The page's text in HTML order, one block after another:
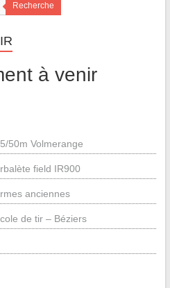
Recherche
à venir
50m Volmerange
field IR900
anciennes
de tir – Béziers